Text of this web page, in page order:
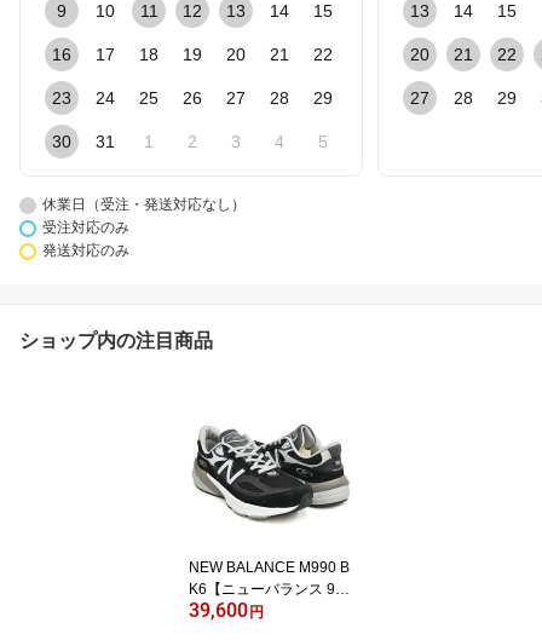
9 10 11 12 13 14 15
16 17 18 19 20 21 22
23 24 25 26 27 28 29
30 31 1 2 3 4 5
13 14 15
20 21 22
27 28 29
休業日（受注・発送対応なし）
受注対応のみ
発送対応のみ
ショップ内の注目商品
NEW BALANCE M990 B
K6【ニューバランス 990
V6 6代目 D ワイズ】【メ
39,600円